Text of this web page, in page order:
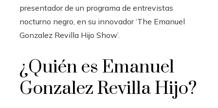
presentador de un programa de entrevistas
nocturno negro, en su innovador ‘The Emanuel
Gonzalez Revilla Hijo Show’.
¿Quién es Emanuel
Gonzalez Revilla Hijo?